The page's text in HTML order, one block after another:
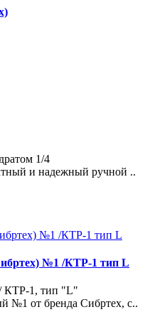
1/4
и надежный ручной ..
№1 /КТР-1 тип L
КТР-1, тип "L"
№1 от бренда Сибртех, с..